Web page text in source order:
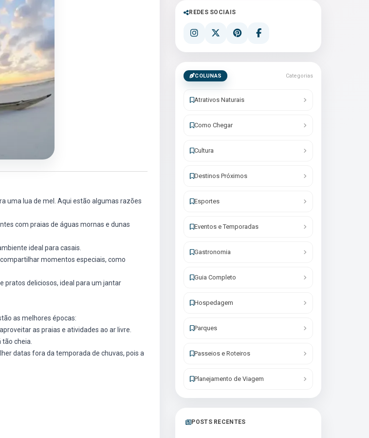
uma lua de mel. Aqui estão algumas razões
com praias de águas mornas e dunas
ideal para casais.
momentos especiais, como
pratos deliciosos, ideal para um jantar
as melhores épocas:
as praias e atividades ao ar livre.
tão cheia.
datas fora da temporada de chuvas, pois a
REDES SOCIAIS
COLUNAS Categorias
Atrativos Naturais
Como Chegar
Cultura
Destinos Próximos
Esportes
Eventos e Temporadas
Gastronomia
Guia Completo
Hospedagem
Parques
Passeios e Roteiros
Planejamento de Viagem
POSTS RECENTES